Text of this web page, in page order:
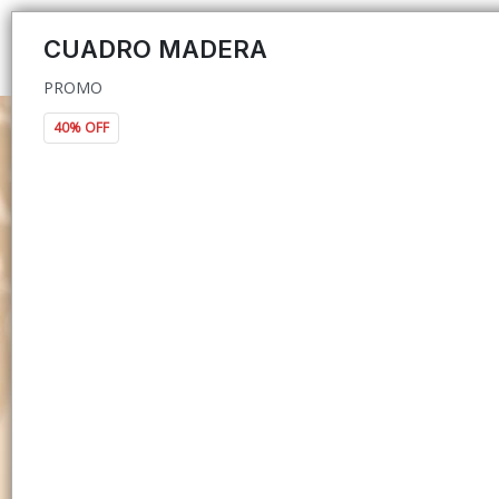
PROMO
CUADRO MADERA
PROMO
40% OFF